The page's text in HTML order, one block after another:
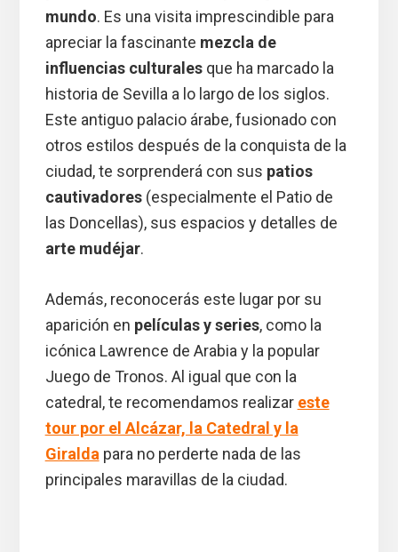
mundo. Es una visita imprescindible para
apreciar la fascinante mezcla de
influencias culturalesque ha marcado la
historia de Sevilla a lo largo de los siglos.
Este antiguo palacio árabe, fusionado con
otros estilos después de la conquista de la
ciudad, te sorprenderá con sus patios
cautivadores(especialmente el Patio de
las Doncellas), sus espacios y detalles de
arte mudéjar.
Además, reconocerás este lugar por su
aparición en películas y series, como la
icónica Lawrence de Arabia y la popular
Juego de Tronos. Al igual que con la
catedral, te recomendamos realizar este
tour por el Alcázar, la Catedral y la
Giraldapara no perderte nada de las
principales maravillas de la ciudad.